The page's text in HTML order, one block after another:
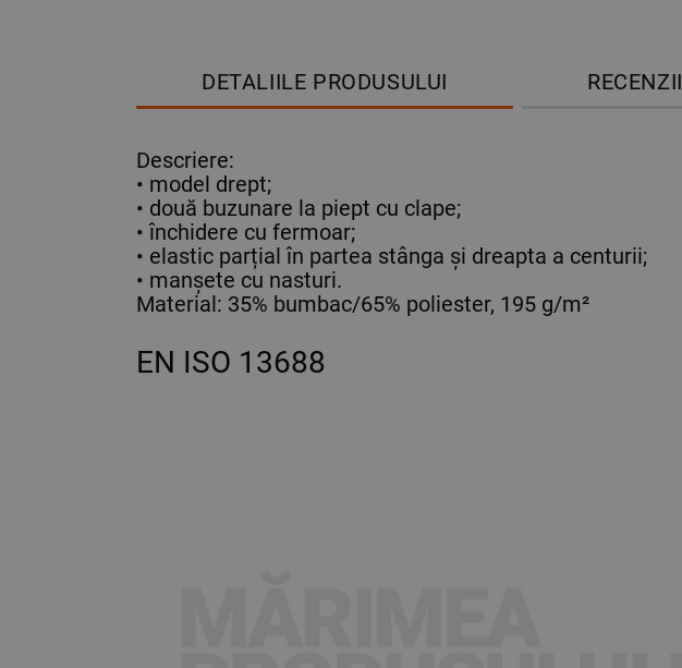
DETALIILE PRODUSULUI RECENZII
Descriere:
• model drept;
• două buzunare la piept cu clape;
• închidere cu fermoar;
• elastic parțial în partea stânga și dreapta a centurii;
• manșete cu nasturi.
Material: 35% bumbac/65% poliester, 195 g/m²
EN ISO 13688